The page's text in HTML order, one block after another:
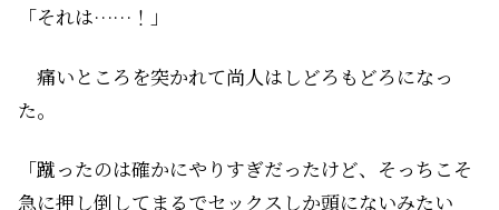
「それは……！」
痛いところを突かれて尚人はしどろもどろになっ
た。
「蹴ったのは確かにやりすぎだったけど、そっちこそ
急に押し倒してまるでセックスしか頭にないみたい